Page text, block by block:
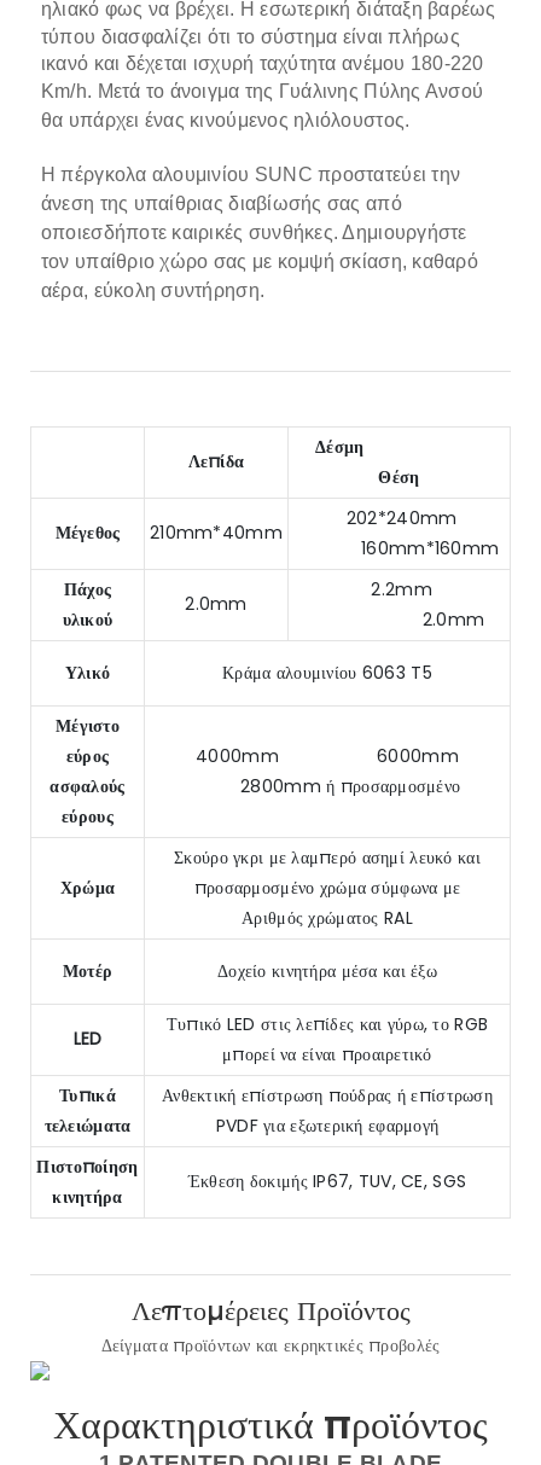
ηλιακό φως να βρέχει. Η εσωτερική διάταξη βαρέως
τύπου διασφαλίζει ότι το σύστημα είναι πλήρως
ικανό και δέχεται ισχυρή ταχύτητα ανέμου 180-220
Km/h. Μετά το άνοιγμα της Γυάλινης Πύλης Ανσού
θα υπάρχει ένας κινούμενος ηλιόλουστος.
Η πέργκολα αλουμινίου SUNC προστατεύει την
άνεση της υπαίθριας διαβίωσής σας από
οποιεσδήποτε καιρικές συνθήκες. Δημιουργήστε
τον υπαίθριο χώρο σας με κομψή σκίαση, καθαρό
αέρα, εύκολη συντήρηση.
Λεπίδα
Δέσμη
Θέση
Μέγεθος 210mm*40mm
202*240mm
160mm*160mm
Πάχος
υλικού
2.0mm
2.2mm
2.0mm
Υλικό Κράμα αλουμινίου 6063 T5
Μέγιστο
εύρος
ασφαλούς
εύρους
4000mm 6000mm
2800mm ή προσαρμοσμένο
Χρώμα
Σκούρο γκρι με λαμπερό ασημί λευκό και
προσαρμοσμένο χρώμα σύμφωνα με
Αριθμός χρώματος RAL
Μοτέρ Δοχείο κινητήρα μέσα και έξω
LED
Τυπικό LED στις λεπίδες και γύρω, το RGB
μπορεί να είναι προαιρετικό
Τυπικά
τελειώματα
Ανθεκτική επίστρωση πούδρας ή επίστρωση
PVDF για εξωτερική εφαρμογή
Πιστοποίηση
κινητήρα
Έκθεση δοκιμής IP67, TUV, CE, SGS
Λεπτομέρειες Προϊόντος
Δείγματα προϊόντων και εκρηκτικές προβολές
Χαρακτηριστικά προϊόντος